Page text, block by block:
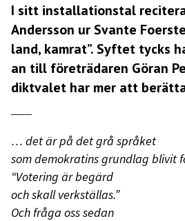
I sitt installationstal
Andersson ur Svante
land, kamrat”. Syftet tycks
an till företrädaren Göran
diktvalet har mer att
… det är på det grå språket
som demokratins grundlag blivit
“Votering är begärd
och skall verkställas.”
Och fråga oss sedan